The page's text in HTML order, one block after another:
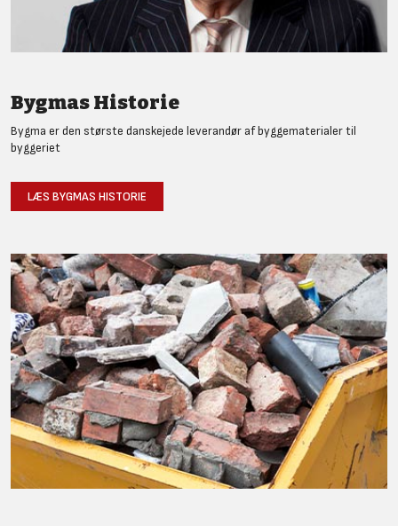
Bygmas Historie
Bygma er den største danskejede leverandør af byggematerialer til
byggeriet
LÆS BYGMAS HISTORIE